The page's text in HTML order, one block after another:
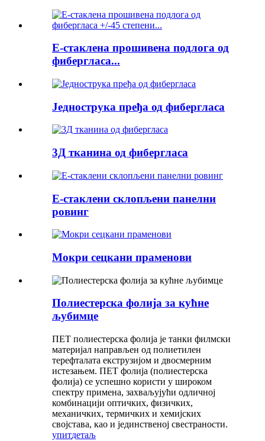
Е-стаклена прошивена подлога од
фибергласа...
Једнострука пређа од фибергласа
3Д тканина од фибергласа
Е-стаклени склопљени панелни
ровинг
Мокри сецкани праменови
Полиестерска фолија за кућне
љубимце
ПЕТ полиестерска фолија је танки филмски
материјал направљен од полиетилен
терефталата екструзијом и двосмерним
истезањем. ПЕТ фолија (полиестерска
фолија) се успешно користи у широком
спектру примена, захваљујући одличној
комбинацији оптичких, физичких,
механичких, термичких и хемијских
својстава, као и јединственој свестраности.
упитдетаљ